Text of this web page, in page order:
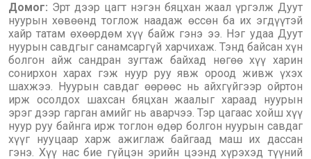
Домoг: Эрт дээр цагт нэгэн бяцхан жаал үргэлж Дуут
нуурын хөвөөнд тоглож наадаж өссөн ба их эгдүүтэй
хайр татам өхөөрдөм хүү байж гэнэ ээ. Нэг удаа Дуут
нуурын савдгыг санамсаргүй харчихаж. Тэнд байсан хүн
болгон айж сандран зугтаж байхад нөгөө хүү харин
сонирхон харах гэж нуур руу явж ороод живж үхэх
шахжээ. Нуурын савдаг өөрөөс нь айхгүйгээр ойртон
ирж осолдох шахсан бяцхан жаалыг хараад нуурын
эрэг дээр гарган амийг нь аварчээ. Тэр цагаас хойш хүү
нуур руу байнга ирж тоглон өдөр болгон нуурын савдаг
хүүг нууцаар харж ажиглаж байгаад маш их дассан
гэнэ. Хүү нас бие гүйцэн эрийн цээнд хүрэхэд түүний